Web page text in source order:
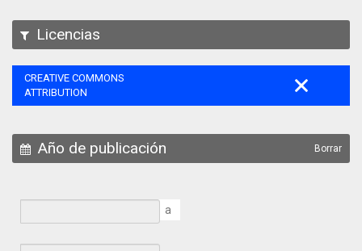
Licencias
CREATIVE COMMONS
ATTRIBUTION
Año de publicación Borrar
a